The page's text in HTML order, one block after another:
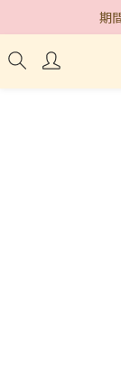
期
期
期